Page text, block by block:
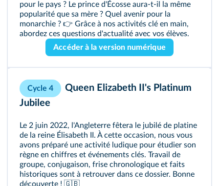
pour le pays ? Le prince d'Écosse aura-t-il la même
popularité que sa mère ? Quel avenir pour la
monarchie ? 👉 Grâce à nos activités clé en main,
abordez ces questions d'actualité avec vos élèves.
Accéder à la version numérique
Cycle 4
Queen Elizabeth II's Platinum
Jubilee
Le 2 juin 2022, l'Angleterre fêtera le jubilé de platine
de la reine Élisabeth II. À cette occasion, nous vous
avons préparé une activité ludique pour étudier son
règne en chiffres et événements clés. Travail de
groupe, conjugaison, frise chronologique et faits
historiques sont à retrouver dans ce dossier. Bonne
découverte ! 🇬🇧